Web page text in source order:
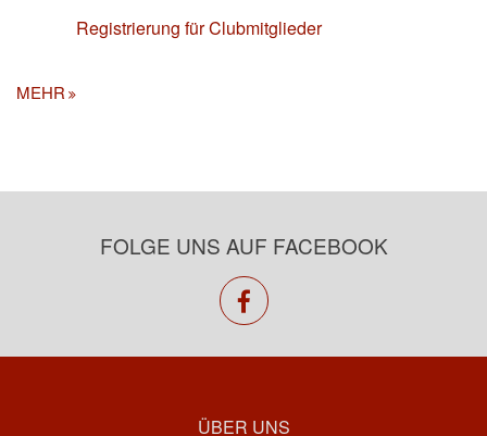
Registrierung für Clubmitglieder
MEHR
FOLGE UNS AUF FACEBOOK
facebook
ÜBER UNS